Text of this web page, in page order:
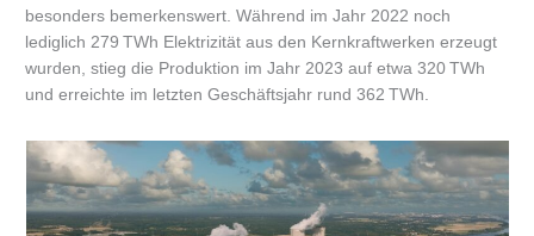
besonders bemerkenswert. Während im Jahr 2022 noch
lediglich 279 TWh Elektrizität aus den Kernkraftwerken erzeugt
wurden, stieg die Produktion im Jahr 2023 auf etwa 320 TWh
und erreichte im letzten Geschäftsjahr rund 362 TWh.